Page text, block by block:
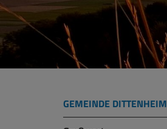
GEMEINDE DITTENHEIM